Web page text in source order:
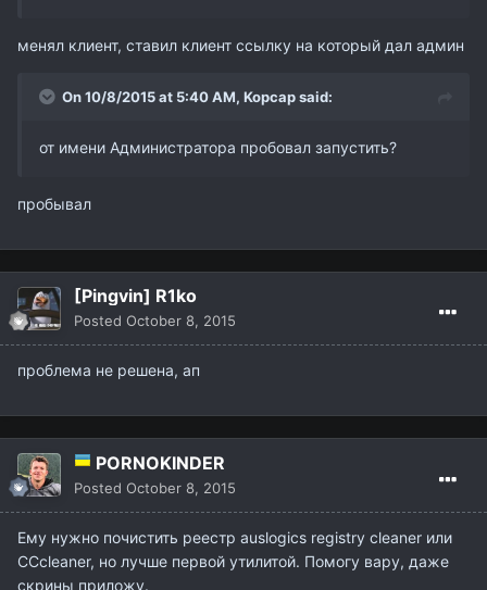
менял клиент, ставил клиент ссылку на который дал админ
On 10/8/2015 at 5:40 AM, Kopcapsaid:
от имени Администратора пробовал запустить?
пробывал
[Pingvin] R1ko
Posted October 8, 2015
проблема не решена, ап
PORNOKINDER
Posted October 8, 2015
Ему нужно почистить реестр auslogics registry cleaner или
CCcleaner, но лучше первой утилитой. Помогу вару, даже
скрины приложу.